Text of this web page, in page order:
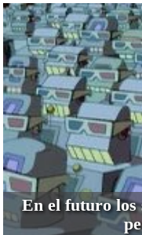
En el futuro los